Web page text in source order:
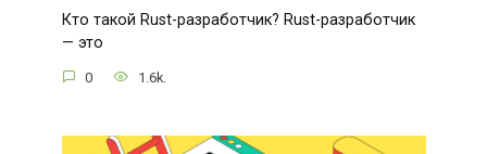
Кто такой Rust-разработчик? Rust-разработчик
— это
0 1.6k.